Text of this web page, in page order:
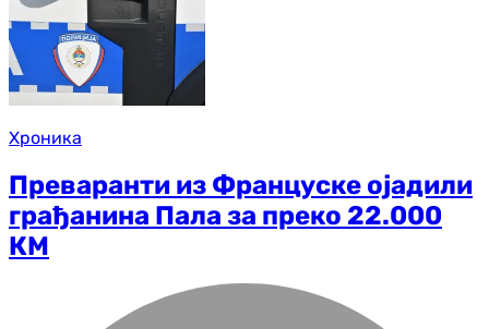
Хроника
Преваранти из Француске ојадили
грађанина Пала за преко 22.000
КМ